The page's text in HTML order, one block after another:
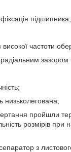
підшипника;
частоти
зазором
низьколегована;
пройшли
розмірів при
з